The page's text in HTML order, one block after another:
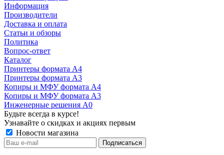
Информация
Производители
Доставка и оплата
Статьи и обзоры
Политика
Вопрос-ответ
Каталог
Принтеры формата А4
Принтеры формата А3
Копиры и МФУ формата А4
Копиры и МФУ формата А3
Инженерные решения А0
Будьте всегда в курсе!
Узнавайте о скидках и акциях первым
Новости магазина